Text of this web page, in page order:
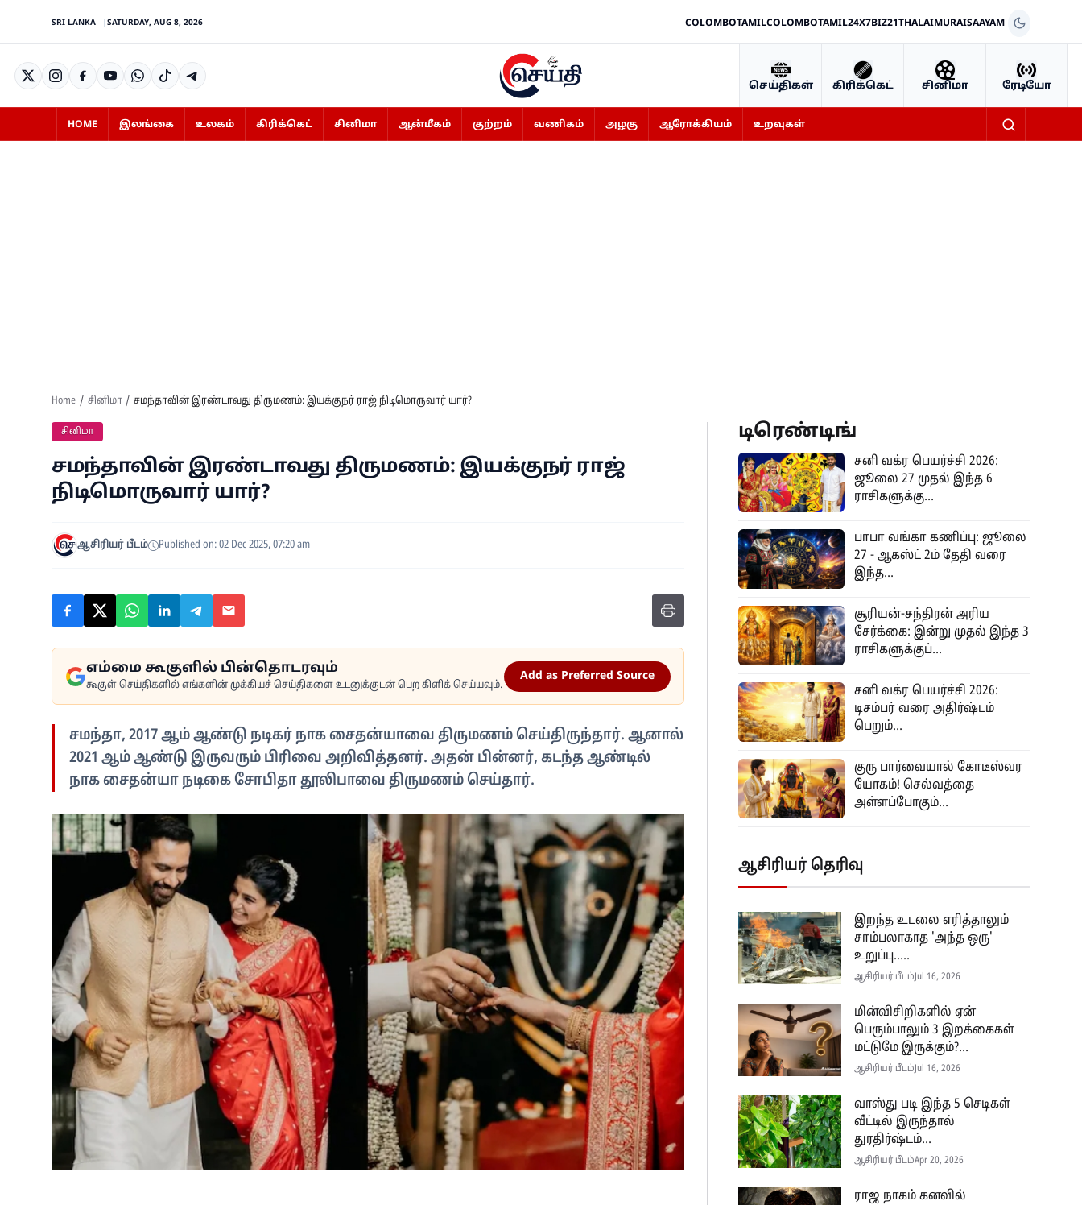
SRI LANKA SATURDAY, AUG 8, 2026 COLOMBOTAMILCOLOMBOTAMIL24X7BIZ21THALAIMURAISAAYAM
செய்திகள் கிரிக்கெட் சினிமா ரேடியோ
HOME இலங்கை உலகம் கிரிக்கெட் சினிமா ஆன்மீகம் குற்றம் வணிகம் அழகு ஆரோக்கியம் உறவுகள்
Home சினிமா சமந்தாவின் இரண்டாவது திருமணம்: இயக்குநர் ராஜ் நிடிமொருவார் யார்?
சினிமா
சமந்தாவின் இரண்டாவது திருமணம்: இயக்குநர் ராஜ்
நிடிமொருவார் யார்?
ஆசிரியர் பீடம் Published on: 02 Dec 2025, 07:20 am
எம்மை கூகுளில் பின்தொடரவும்
கூகுள் செய்திகளில் எங்களின் முக்கியச் செய்திகளை உடனுக்குடன் பெற கிளிக் செய்யவும்.
Add as Preferred Source
சமந்தா, 2017 ஆம் ஆண்டு நடிகர் நாக சைதன்யாவை திருமணம் செய்திருந்தார். ஆனால்
2021 ஆம் ஆண்டு இருவரும் பிரிவை அறிவித்தனர். அதன் பின்னர், கடந்த ஆண்டில்
நாக சைதன்யா நடிகை சோபிதா தூலிபாவை திருமணம் செய்தார்.
டிரெண்டிங்
சனி வக்ர பெயர்ச்சி 2026:
ஜூலை 27 முதல் இந்த 6
ராசிகளுக்கு...
பாபா வங்கா கணிப்பு: ஜூலை
27 - ஆகஸ்ட் 2ம் தேதி வரை
இந்த...
சூரியன்-சந்திரன் அரிய
சேர்க்கை: இன்று முதல் இந்த 3
ராசிகளுக்குப்...
சனி வக்ர பெயர்ச்சி 2026:
டிசம்பர் வரை அதிர்ஷ்டம்
பெறும்...
குரு பார்வையால் கோடீஸ்வர
யோகம்! செல்வத்தை
அள்ளப்போகும்...
ஆசிரியர் தெரிவு
இறந்த உடலை எரித்தாலும்
சாம்பலாகாத 'அந்த ஒரு'
உறுப்பு.....
ஆசிரியர் பீடம் Jul 16, 2026
மின்விசிறிகளில் ஏன்
பெரும்பாலும் 3 இறக்கைகள்
மட்டுமே இருக்கும்?...
ஆசிரியர் பீடம் Jul 16, 2026
வாஸ்து படி இந்த 5 செடிகள்
வீட்டில் இருந்தால்
துரதிர்ஷ்டம்...
ஆசிரியர் பீடம்Apr 20, 2026
ராஜ நாகம் கனவில்